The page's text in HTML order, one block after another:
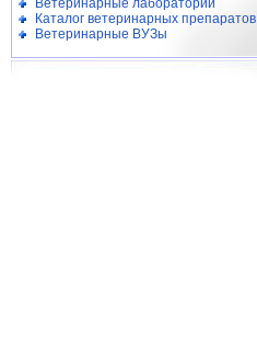
Ветеринарные лаборатории
Каталог ветеринарных препаратов
Ветеринарные ВУЗы